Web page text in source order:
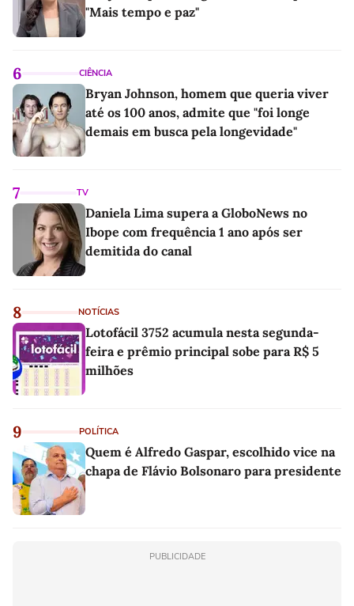
"Mais tempo e paz"
6 CIÊNCIA
Bryan Johnson, homem que queria viver
até os 100 anos, admite que "foi longe
demais em busca pela longevidade"
7 TV
Daniela Lima supera a GloboNews no
Ibope com frequência 1 ano após ser
demitida do canal
8 NOTÍCIAS
Lotofácil 3752 acumula nesta segunda-
feira e prêmio principal sobe para R$ 5
milhões
9 POLÍTICA
Quem é Alfredo Gaspar, escolhido vice na
chapa de Flávio Bolsonaro para presidente
PUBLICIDADE